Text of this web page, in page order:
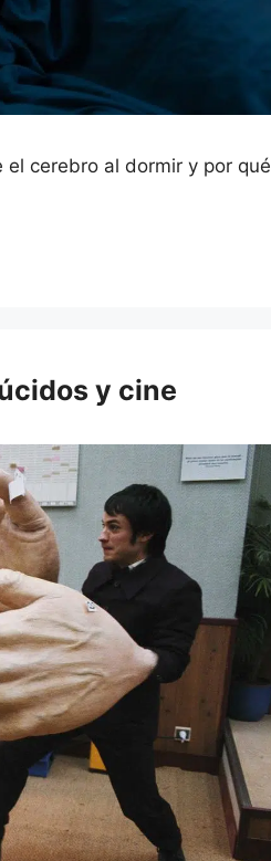
cerebro al dormir y por qué
y cine